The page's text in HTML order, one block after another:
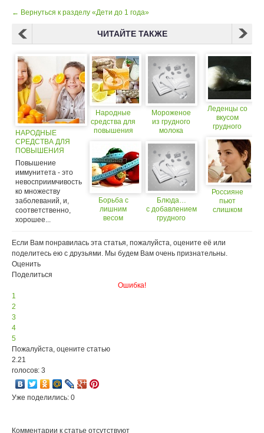
← Вернуться к разделу «Дети до 1 года»
ЧИТАЙТЕ ТАКЖЕ
НАРОДНЫЕ
СРЕДСТВА ДЛЯ
ПОВЫШЕНИЯ
ИММУНИТЕТА
Повышение
иммунитета - это
невосприимчивость
ко множеству
заболеваний, и,
соответственно,
хорошее...
Народные
средства для
повышения
Борьба с
лишним
весом
Мороженое
из грудного
молока
Блюда…
с добавлением
грудного
Леденцы со
вкусом
грудного
должны
понравиться
детям
Россияне
пьют
слишком
Если Вам понравилась эта статья, пожалуйста, оцените её или
поделитесь ею с друзьями. Мы будем Вам очень признательны.
Оценить
Поделиться
Ошибка!
1
2
3
4
5
Пожалуйста, оцените статью
2.21
голосов: 3
Уже поделились: 0
Комментарии к статье отсутствуют